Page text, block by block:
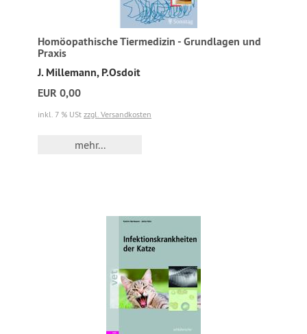
Homöopathische Tiermedizin - Grundlagen und
Praxis
J. Millemann, P.Osdoit
EUR 0,00
inkl. 7 % USt zzgl. Versandkosten
mehr...